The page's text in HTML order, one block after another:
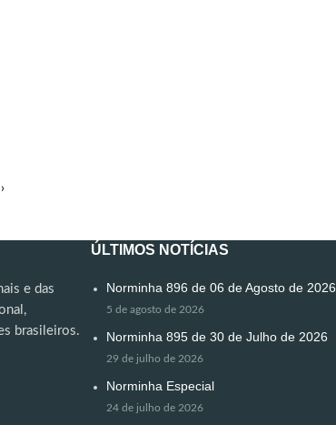
›
e das
brasileiros.
ÚLTIMOS NOTÍCIAS
Norminha 896 de 06 de Agosto de 2026
5 de agosto de 2026
Norminha 895 de 30 de Julho de 2026
29 de julho de 2026
Norminha Especial
24 de julho de 2026